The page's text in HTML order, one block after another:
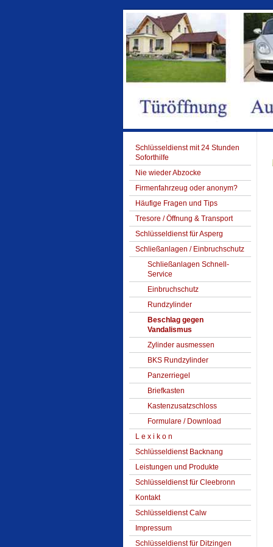
Schlüsseldienst mit 24 Stunden
Soforthilfe
Nie wieder Abzocke
Firmenfahrzeug oder anonym?
Häufige Fragen und Tips
Tresore / Öffnung & Transport
Schlüsseldienst für Asperg
Schließanlagen / Einbruchschutz
Schließanlagen Schnell-
Service
Einbruchschutz
Rundzylinder
Beschlag gegen
Vandalismus
Zylinder ausmessen
BKS Rundzylinder
Panzerriegel
Briefkasten
Kastenzusatzschloss
Formulare / Download
L e x i k o n
Schlüsseldienst Backnang
Leistungen und Produkte
Schlüsseldienst für Cleebronn
Kontakt
Schlüsseldienst Calw
Impressum
Schlüsseldienst für Ditzingen